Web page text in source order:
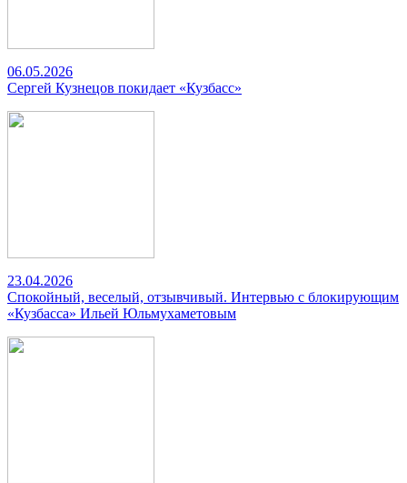
06.05.2026
Сергей Кузнецов покидает «Кузбасс»
23.04.2026
Спокойный, веселый, отзывчивый. Интервью с блокирующим
«Кузбасса» Ильей Юльмухаметовым